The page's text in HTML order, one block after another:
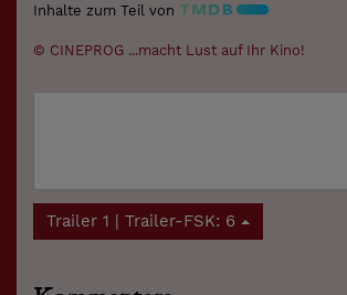
Inhalte zum Teil von
© CINEPROG ...macht Lust auf Ihr Kino!
Trailer 1 | Trailer-FSK: 6